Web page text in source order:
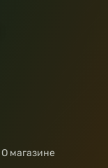
О магазине